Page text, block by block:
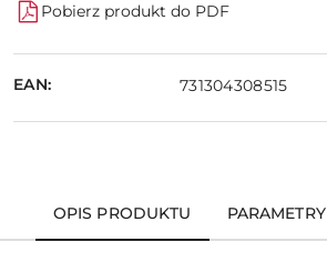
Pobierz produkt do PDF
EAN: 731304308515
OPIS PRODUKTU PARAMETRY